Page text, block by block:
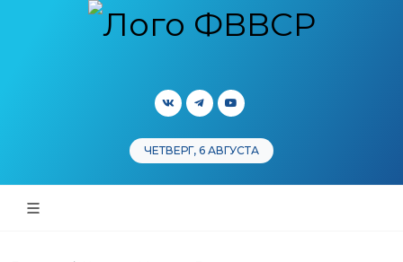
ЧЕТВЕРГ, 6 АВГУСТА